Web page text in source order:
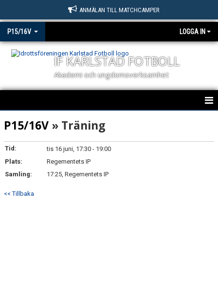
ANMÄLAN TILL MATCHCAMPER
P15/16V LOGGA IN
IF KARLSTAD FOTBOLL
Akademi och ungdomsverksamhet
P15/16V
NYHETER
KALENDER
P15/16V » Träning
Tid:
tis 16 juni, 17:30 - 19:00
Plats:
Regementets IP
Samling:
17:25, Regementets IP
<< Tillbaka